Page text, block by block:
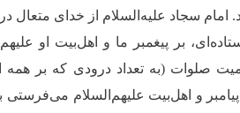
امام سجاد علیه‌السلام از خدای
بر پیغمبر ما و اهل‌بیت او
(به تعداد درودی که بر همه
و اهل‌بیت علیهم‌السلام می‌فرستی